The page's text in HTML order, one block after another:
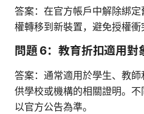
答案：在官方帳戶中解除綁
權轉移到新裝置，避免授權衝
問題 6：教育折扣適用對
答案：通常適用於學生、教
供學校或機構的相關證明。
以官方公告為準。